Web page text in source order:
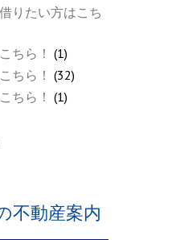
りたい方はこち
ちら！ (1)
ちら！ (32)
ちら！ (1)
不動産案内